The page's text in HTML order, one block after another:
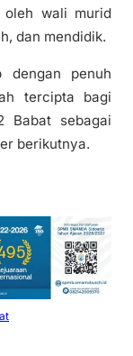
oleh wali murid
dan mendidik.
dengan penuh
tercipta bagi
Babat sebagai
berikutnya.